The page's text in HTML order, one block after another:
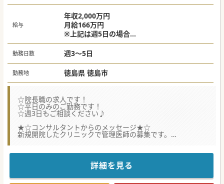
給与
年収2,000万円
月給166万円
※上記は週5日の場合
別途オンコール出動手当支給（20,000円/件）
勤務日数 週3～5日
勤務地 徳島県 徳島市
☆院長職の求人です！
☆平日のみのご勤務です！
☆週3日もご相談ください♪
★☆コンサルタントからのメッセージ★☆
新規開院したクリニックで管理医師の募集です。
施設への訪問診療がメインで、現状外来患者数は多くありま
週3日から勤務のご相談ができますので、お気軽にお問い合
#秋入職可
詳細を見る